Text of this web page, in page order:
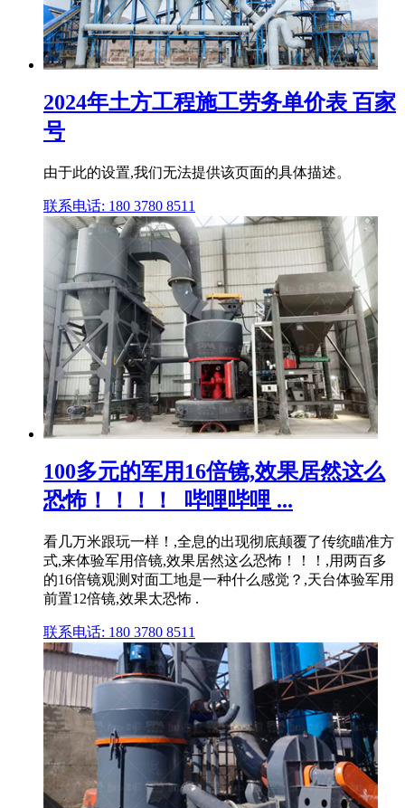
2024年土方工程施工劳务单价表 百家
号
由于此的设置,我们无法提供该页面的具体描述。
联系电话: 180 3780 8511
100多元的军用16倍镜,效果居然这么
恐怖！！！！_哔哩哔哩 ...
看几万米跟玩一样！,全息的出现彻底颠覆了传统瞄准方
式,来体验军用倍镜,效果居然这么恐怖！！！,用两百多
的16倍镜观测对面工地是一种什么感觉？,天台体验军用
前置12倍镜,效果太恐怖 .
联系电话: 180 3780 8511